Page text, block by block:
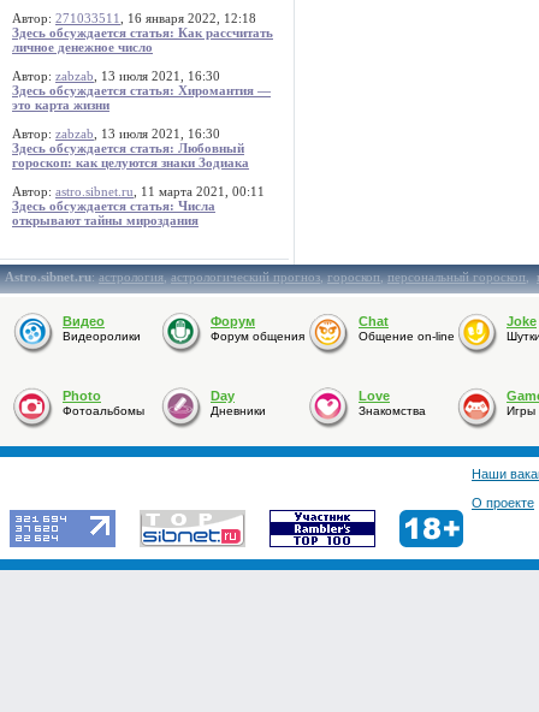
Автор: 271033511
, 16 января 2022, 12:18
Здесь обсуждается статья: Как рассчитать
личное денежное число
Автор: zabzab , 13 июля 2021, 16:30
Здесь обсуждается статья: Хиромантия —
это карта жизни
Автор: zabzab , 13 июля 2021, 16:30
Здесь обсуждается статья: Любовный
гороскоп: как целуются знаки Зодиака
Автор: astro.sibnet.ru , 11 марта 2021, 00:11
Здесь обсуждается статья: Числа
открывают тайны мироздания
Astro.sibnet.ru:астрология,астрологический прогноз,гороскоп,персональный гороскоп,
Видео
Видеоролики
Форум
Форум общения
Chat
Общение on-line
Joke
Photo
Фотоальбомы
Day
Дневники
Love
Знакомства Игры
Наши
О проекте